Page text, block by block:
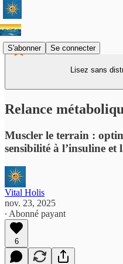
S'abonner Se connecter
Lisez sans
Relance
Muscler le terrain :
sensibilité à l’insuline et
Vital Holis
nov. 23, 2025
∙ Abonné payant
6